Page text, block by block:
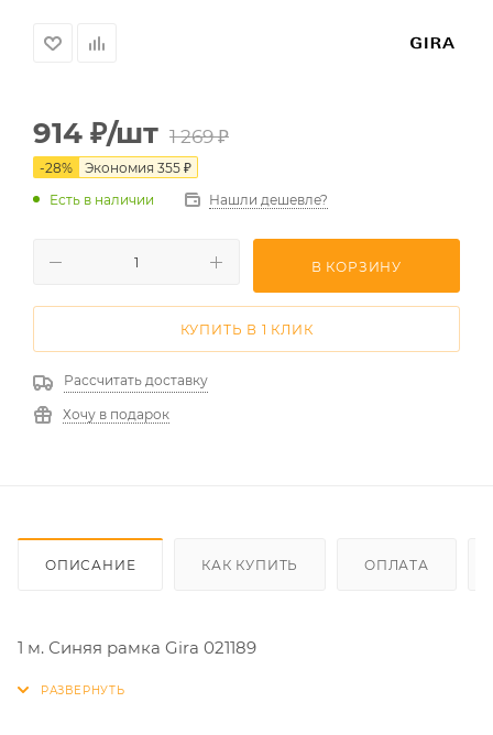
914 ₽/шт 1 269₽
-28% Экономия 355 ₽
Есть в наличии
Нашли дешевле?
В КОРЗИНУ
КУПИТЬ В 1 КЛИК
Рассчитать доставку
Хочу в подарок
ОПИСАНИЕ КАК КУПИТЬ ОПЛАТА
1 м. Синяя рамка Gira 021189